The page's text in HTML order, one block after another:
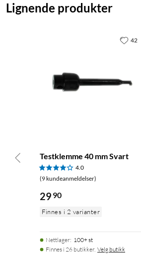
Lignende produkter
Testklemme 40 mm Svart
4.0
(9 kundeanmeldelser)
29 90
Finnes i 2 varianter
Nettlager: 100+ st
Finnes i 26 butikker. Velg butikk
42